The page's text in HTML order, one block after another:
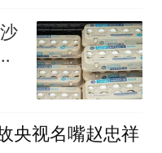
央视名嘴赵忠祥